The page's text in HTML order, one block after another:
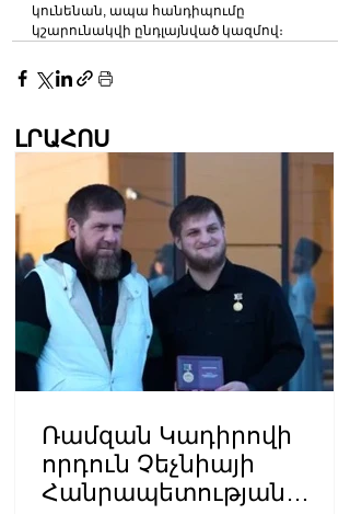
կունենան, ապա հանդիպումը
կշարունակվի ընդլայնված կազմով։
ԼՐԱՀՈՍ
Ռամզան Կադիրովի
որդուն Չեչնիայի
Հանրապետության